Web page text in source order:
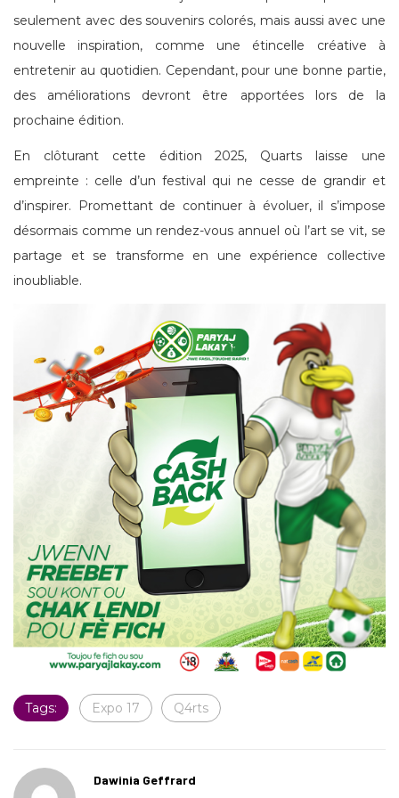
seulement avec des souvenirs colorés, mais aussi avec une
nouvelle inspiration, comme une étincelle créative à
entretenir au quotidien. Cependant, pour une bonne partie,
des améliorations devront être apportées lors de la
prochaine édition.
En clôturant cette édition 2025, Quarts laisse une
empreinte : celle d’un festival qui ne cesse de grandir et
d’inspirer. Promettant de continuer à évoluer, il s’impose
désormais comme un rendez-vous annuel où l’art se vit, se
partage et se transforme en une expérience collective
inoubliable.
Tags: Expo 17 Q4rts
Dawinia Geffrard